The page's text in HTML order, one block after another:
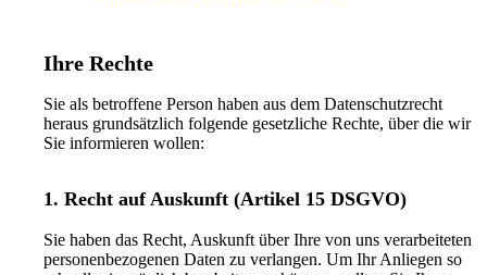
Ihre Rechte
Sie als betroffene Person haben aus dem Datenschutzrecht
heraus grundsätzlich folgende gesetzliche Rechte, über die wir
Sie informieren wollen:
1. Recht auf Auskunft (Artikel 15 DSGVO)
Sie haben das Recht, Auskunft über Ihre von uns verarbeiteten
personenbezogenen Daten zu verlangen. Um Ihr Anliegen so